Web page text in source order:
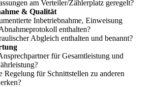
am Verteiler/Zählerplatz geregelt?
& Qualität
Inbetriebnahme, Einweisung
enthalten?
Abgleich enthalten und benannt?
für Gesamtleistung und
Regelung für Schnittstellen zu anderen